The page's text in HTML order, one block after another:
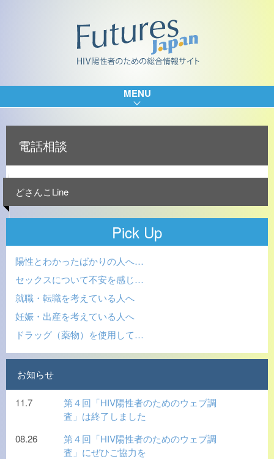
MENU
電話相談
どさんこLine
Pick Up
陽性とわかったばかりの人へ…
セックスについて不安を感じ…
就職・転職を考えている人へ
妊娠・出産を考えている人へ
ドラッグ（薬物）を使用して…
お知らせ
11.7
第４回「HIV陽性者のためのウェブ調
査」は終了しました
08.26
第４回「HIV陽性者のためのウェブ調
査」にぜひご協力を